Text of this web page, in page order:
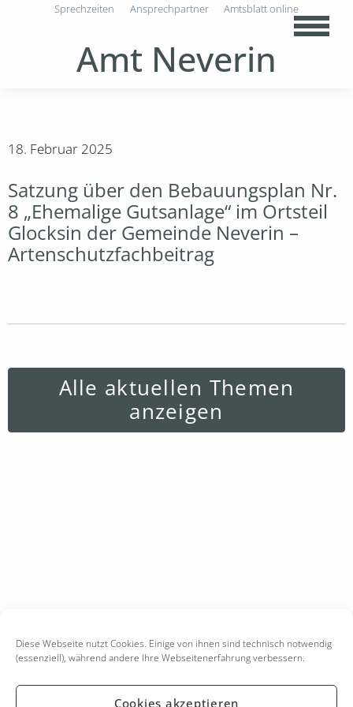
Diese Webseite nutzt Cookies. Einige von ihnen sind technisch notwendig
(essenziell), während andere Ihre Webseitenerfahrung verbessern.
Cookies akzeptieren
Amt Neverin
Sprechzeiten Ansprechpartner Amtsblatt online
18. Februar 2025
Satzung über den Bebauungsplan Nr.
8 „Ehemalige Gutsanlage“ im Ortsteil
Glocksin der Gemeinde Neverin –
Artenschutzfachbeitrag
Alle aktuellen Themen
anzeigen